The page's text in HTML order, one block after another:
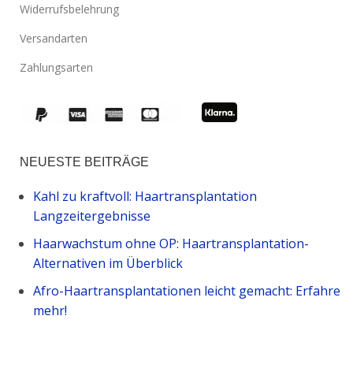
Widerrufsbelehrung
Versandarten
Zahlungsarten
NEUESTE BEITRÄGE
Kahl zu kraftvoll: Haartransplantation
Langzeitergebnisse
Haarwachstum ohne OP: Haartransplantation-
Alternativen im Überblick
Afro-Haartransplantationen leicht gemacht: Erfahre
mehr!